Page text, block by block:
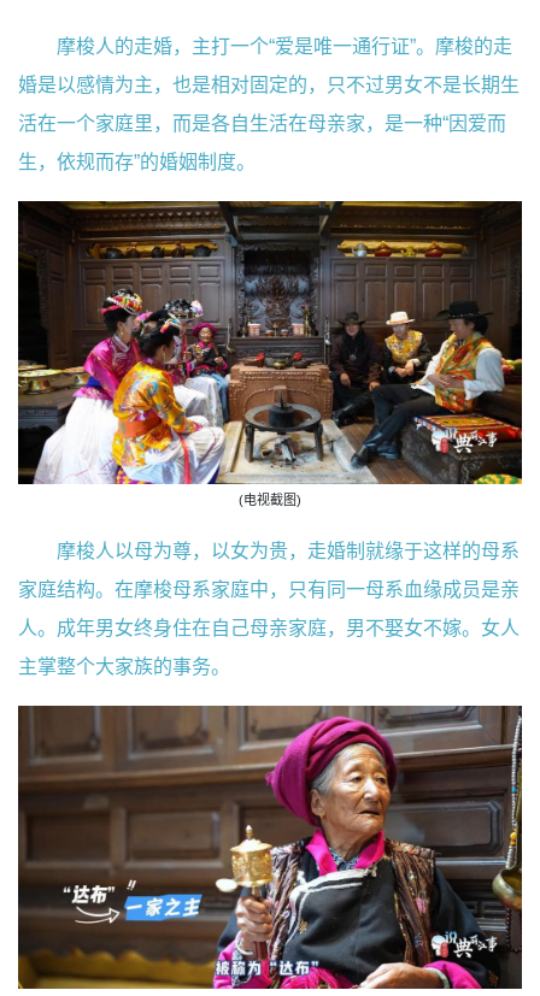
摩梭人的走婚，主打一个“爱是唯一通行证”。摩梭的走
婚是以感情为主，也是相对固定的，只不过男女不是长期生
活在一个家庭里，而是各自生活在母亲家，是一种“因爱而
生，依规而存”的婚姻制度。
(电视截图)
摩梭人以母为尊，以女为贵，走婚制就缘于这样的母系
家庭结构。在摩梭母系家庭中，只有同一母系血缘成员是亲
人。成年男女终身住在自己母亲家庭，男不娶女不嫁。女人
主掌整个大家族的事务。